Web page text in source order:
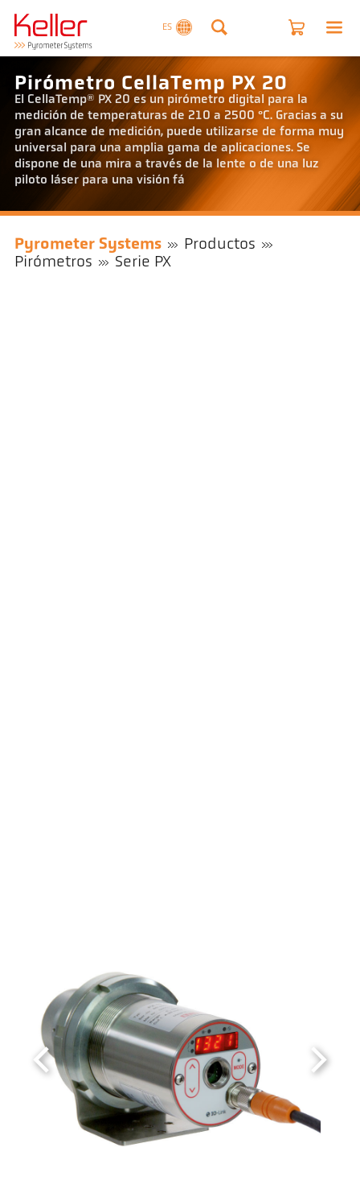
ES
Pirómetro CellaTemp PX 20
El CellaTemp® PX 20 es un pirómetro digital para la
medición de temperaturas de 210 a 2500 °C. Gracias a su
gran alcance de medición, puede utilizarse de forma muy
universal para una amplia gama de aplicaciones. Se
dispone de una mira a través de la lente o de una luz
piloto láser para una visión fá
Pyrometer Systems
Productos
Pirómetros
Serie PX